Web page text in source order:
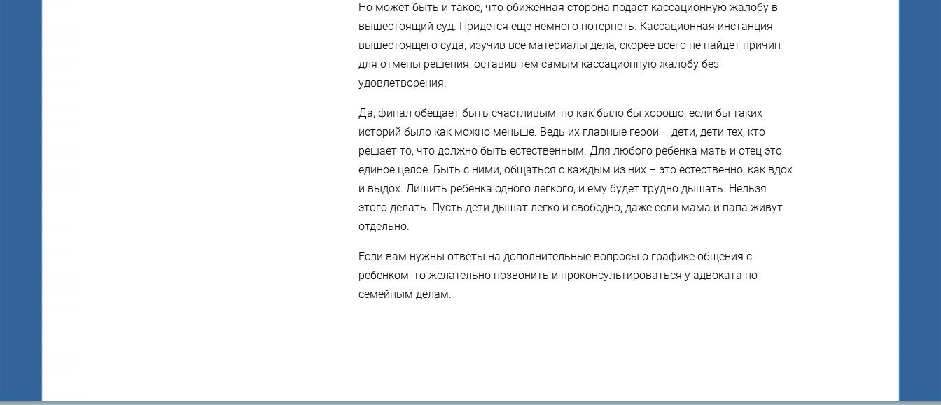
Но может быть и такое, что обиженная сторона подаст кассационную жалобу в
вышестоящий суд. Придется еще немного потерпеть. Кассационная инстанция
вышестоящего суда, изучив все материалы дела, скорее всего не найдет причин
для отмены решения, оставив тем самым кассационную жалобу без
удовлетворения.
Да, финал обещает быть счастливым, но как было бы хорошо, если бы таких
историй было как можно меньше. Ведь их главные герои – дети, дети тех, кто
решает то, что должно быть естественным. Для любого ребенка мать и отец это
единое целое. Быть с ними, общаться с каждым из них – это естественно, как вдох
и выдох. Лишить ребенка одного легкого, и ему будет трудно дышать. Нельзя
этого делать. Пусть дети дышат легко и свободно, даже если мама и папа живут
отдельно.
Если вам нужны ответы на дополнительные вопросы о графике общения с
ребенком, то желательно позвонить и проконсультироваться у адвоката по
семейным делам.